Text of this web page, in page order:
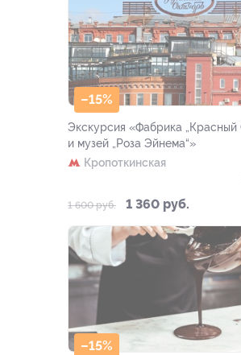
–15%
Экскурсия «Фабрика „Красный
и музей „Роза Эйнема“»
Кропоткинская
1 600 руб. 1 360 руб.
–15%